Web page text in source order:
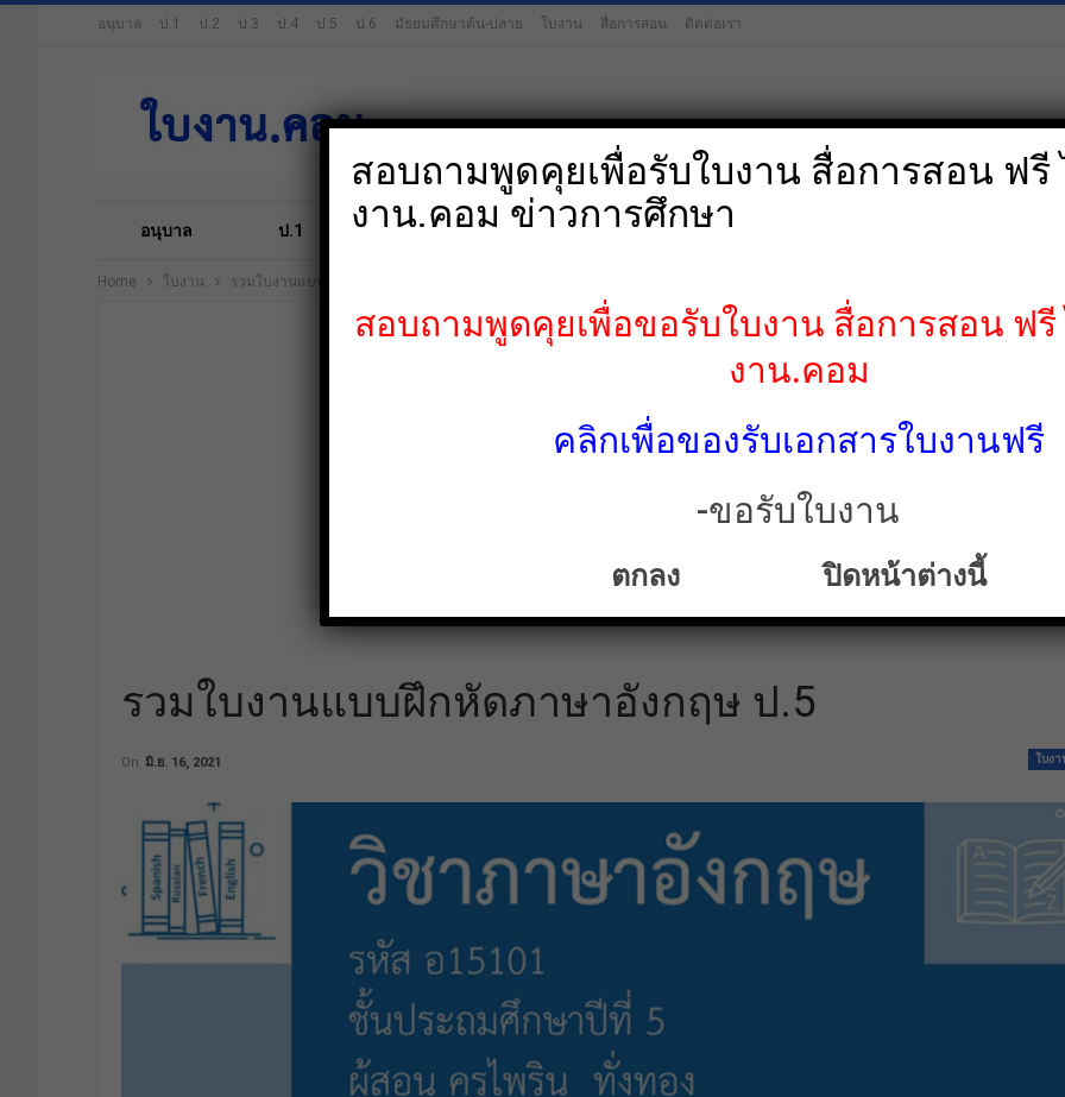
อนุบาล ป.1 ป.2 ป.3 ป.4 ป.5 ป.6 มัธยมศึกษาต้น-ปลาย ใบงาน สื่อการสอน ติดต่อเรา
อนุบาล ป.1 ป.2 ป.3 ป.4 ป.5
Home ใบงาน รวมใบงานแบบฝึกหัดภาษาอังกฤษ ป.5
รวมใบงานแบบฝึกหัดภาษาอังกฤษ ป.5
ใบงา
On มิ.ย. 16, 2021
สอบถามพูดคุยเพื่อรับใบงาน สื่อการสอน ฟรี
งาน.คอม ข่าวการศึกษา
สอบถามพูดคุยเพื่อขอรับใบงาน สื่อการสอน ฟรี
งาน.คอม
คลิกเพื่อของรับเอกสารใบงานฟรี
-ขอรับใบงาน
ตกลง ปิดหน้าต่างนี้